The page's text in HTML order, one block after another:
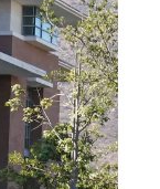
Facultades